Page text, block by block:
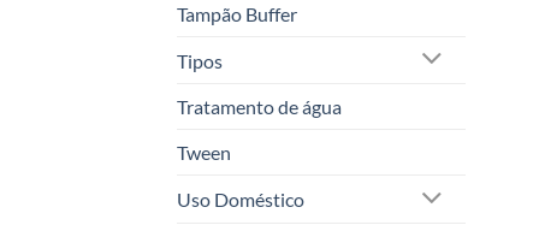
Tampão Buffer
Tipos
Tratamento de água
Tween
Uso Doméstico